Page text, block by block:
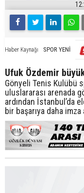
Haber Kaynağı SPOR YENİ
Ufuk Özdemir
Gönyeli Tenis Kulübü
uluslararası arenada
ardından İstanbul’da
bir başarıya daha imza